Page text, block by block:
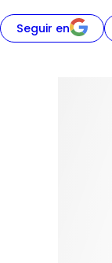
Seguir en